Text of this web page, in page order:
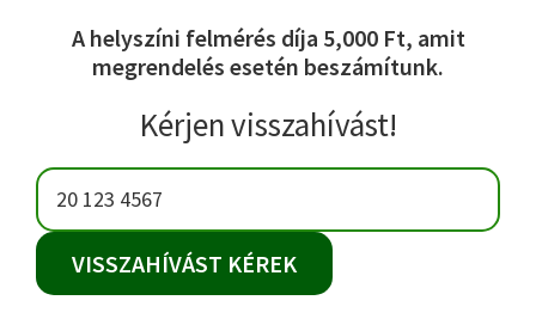
A helyszíni felmérés díja 5,000 Ft, amit
megrendelés esetén beszámítunk.
Kérjen visszahívást!